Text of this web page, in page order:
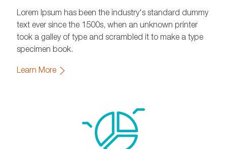
Lorem Ipsum has been the industry's standard dummy
text ever since the 1500s, when an unknown printer
took a galley of type and scrambled it to make a type
specimen book.
Learn More